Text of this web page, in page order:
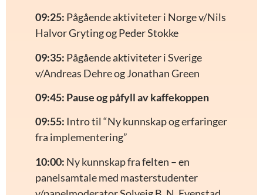
09:25: Pågående aktiviteter i Norge v/Nils
Halvor Gryting og Peder Stokke
09:35: Pågående aktiviteter i Sverige
v/Andreas Dehre og Jonathan Green
09:45: Pause og påfyll av kaffekoppen
09:55: Intro til “Ny kunnskap og erfaringer
fra implementering”
10:00: Ny kunnskap fra felten – en
panelsamtale med masterstudenter